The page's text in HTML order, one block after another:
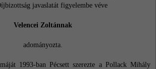
javaslatát figyelembe véve
Velencei Zoltánnak
adományozta.
1993-ban Pécsett szerezte a Pollack Mihály